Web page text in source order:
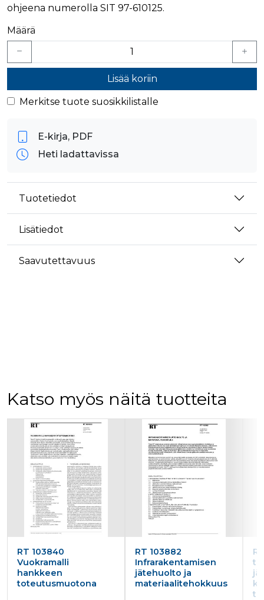
ohjeena numerolla SIT 97-610125.
Määrä
Lisää koriin
Merkitse tuote suosikkilistalle
E-kirja, PDF
Heti ladattavissa
Tuotetiedot
Lisätiedot
Saavutettavuus
Katso myös näitä tuotteita
Tuoteluettelon alku
RT 103840
Vuokramalli
hankkeen
toteutusmuotona
RT 103882
Infrarakentamisen
jätehuolto ja
materiaalitehokkuus